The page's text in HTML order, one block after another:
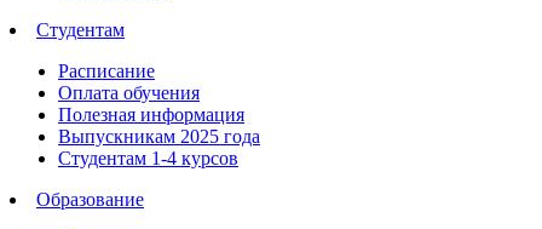
Студентам
Расписание
Оплата обучения
Полезная информация
Выпускникам 2025 года
Студентам 1-4 курсов
Образование